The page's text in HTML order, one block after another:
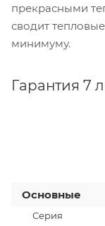
прекрасными
сводит
минимуму.
Гарантия 7
Основные
Серия